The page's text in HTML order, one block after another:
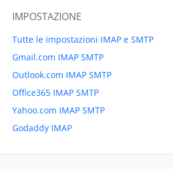
IMPOSTAZIONE
Tutte le impostazioni IMAP e SMTP
Gmail.com IMAP SMTP
Outlook.com IMAP SMTP
Office365 IMAP SMTP
Yahoo.com IMAP SMTP
Godaddy IMAP